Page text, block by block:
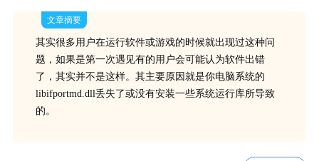
文章摘要
其实很多用户在运行软件或游戏的时候就出现过这种问
题，如果是第一次遇见有的用户会可能认为软件出错
了，其实并不是这样。其主要原因就是你电脑系统的
libifportmd.dll丢失了或没有安装一些系统运行库所导致
的。